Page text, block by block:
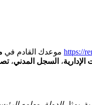
موعدك القادم في https://
الإدارية، السجل المدني،